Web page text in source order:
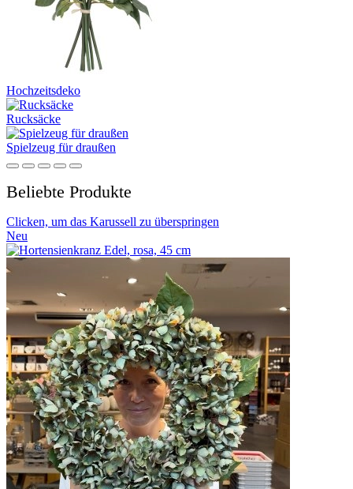
Hochzeitsdeko
Rucksäcke
Spielzeug für draußen
Beliebte Produkte
Clicken, um das Karussell zu überspringen
Neu